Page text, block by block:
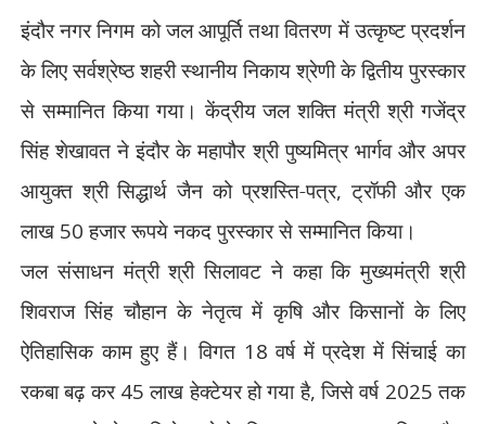
इंदौर नगर निगम को जल आपूर्ति तथा वितरण में उत्कृष्ट प्रदर्शन
के लिए सर्वश्रेष्ठ शहरी स्थानीय निकाय श्रेणी के द्वितीय पुरस्कार
से सम्मानित किया गया। केंद्रीय जल शक्ति मंत्री श्री गजेंद्र
सिंह शेखावत ने इंदौर के महापौर श्री पुष्यमित्र भार्गव और अपर
आयुक्त श्री सिद्धार्थ जैन को प्रशस्ति-पत्र,ट्रॉफी और एक
लाख 50 हजार रूपये नकद पुरस्कार से सम्मानित किया।
जल संसाधन मंत्री श्री सिलावट ने कहा कि मुख्यमंत्री श्री
शिवराज सिंह चौहान के नेतृत्व में कृषि और किसानों के लिए
ऐतिहासिक काम हुए हैं। विगत 18 वर्ष में प्रदेश में सिंचाई का
रकबा बढ़ कर 45 लाख हेक्टेयर हो गया है,जिसे वर्ष 2025 तक